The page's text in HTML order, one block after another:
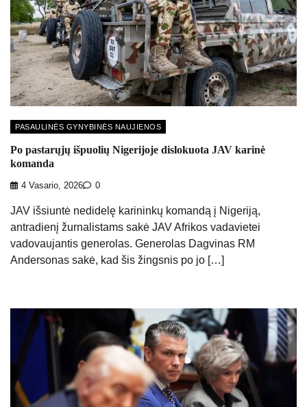
PASAULINĖS GYNYBINĖS NAUJIENOS
Po pastarųjų išpuolių Nigerijoje dislokuota JAV karinė
komanda
4 Vasario, 2026 0
JAV išsiuntė nedidelę karininkų komandą į Nigeriją,
antradienį žurnalistams sakė JAV Afrikos vadavietei
vadovaujantis generolas. Generolas Dagvinas RM
Andersonas sakė, kad šis žingsnis po jo […]